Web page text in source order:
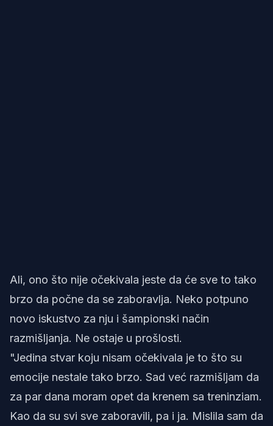
Ali, ono što nije očekivala jeste da će sve to tako
brzo da počne da se zaboravlja. Neko potpuno
novo iskustvo za nju i šampionski način
razmišljanja. Ne ostaje u prošlosti.
"Jedina stvar koju nisam očekivala je to što su
emocije nestale tako brzo. Sad već razmišljam da
za par dana moram opet da krenem sa treninziam.
Kao da su svi sve zaboravili, pa i ja. Mislila sam da